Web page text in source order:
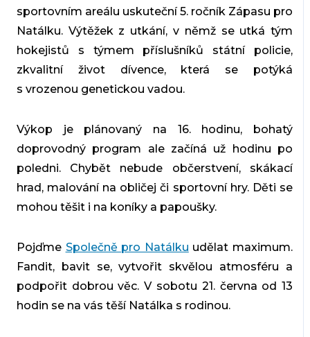
sportovním areálu uskuteční 5. ročník Zápasu pro
Natálku. Výtěžek z utkání, v němž se utká tým
hokejistů s týmem příslušníků státní policie,
zkvalitní život dívence, která se potýká
s vrozenou genetickou vadou.
Výkop je plánovaný na 16. hodinu, bohatý
doprovodný program ale začíná už hodinu po
poledni. Chybět nebude občerstvení, skákací
hrad, malování na obličej či sportovní hry. Děti se
mohou těšit i na koníky a papoušky.
Pojďme Společně pro Natálku udělat maximum.
Fandit, bavit se, vytvořit skvělou atmosféru a
podpořit dobrou věc. V sobotu 21. června od 13
hodin se na vás těší Natálka s rodinou.